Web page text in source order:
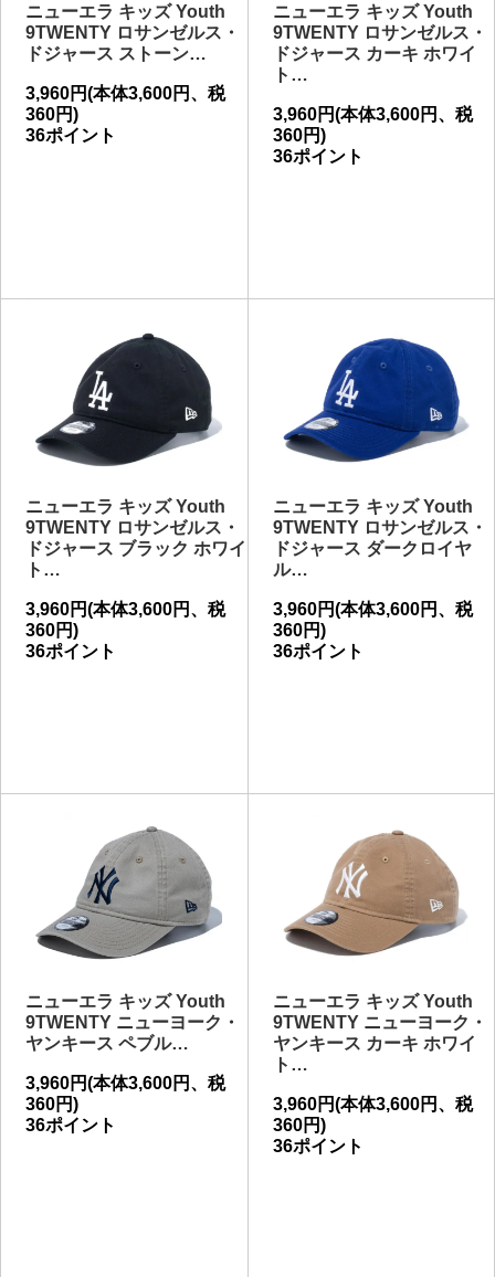
ニューエラ キッズ Youth
9TWENTY ロサンゼルス・
ドジャース ストーン…
3,960円(本体3,600円、税
360円)
36ポイント
ニューエラ キッズ Youth
9TWENTY ロサンゼルス・
ドジャース カーキ ホワイ
ト…
3,960円(本体3,600円、税
360円)
36ポイント
ニューエラ キッズ Youth
9TWENTY ロサンゼルス・
ドジャース ブラック ホワイ
ト…
3,960円(本体3,600円、税
360円)
36ポイント
ニューエラ キッズ Youth
9TWENTY ロサンゼルス・
ドジャース ダークロイヤ
ル…
3,960円(本体3,600円、税
360円)
36ポイント
ニューエラ キッズ Youth
9TWENTY ニューヨーク・
ヤンキース ペブル…
3,960円(本体3,600円、税
360円)
36ポイント
ニューエラ キッズ Youth
9TWENTY ニューヨーク・
ヤンキース カーキ ホワイ
ト…
3,960円(本体3,600円、税
360円)
36ポイント